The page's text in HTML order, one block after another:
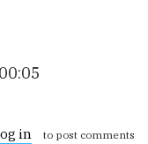
in to post comments